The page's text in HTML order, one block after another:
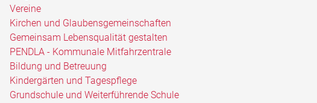
Vereine
Kirchen und Glaubensgemeinschaften
Gemeinsam Lebensqualität gestalten
PENDLA - Kommunale Mitfahrzentrale
Bildung und Betreuung
Kindergärten und Tagespflege
Grundschule und Weiterführende Schule